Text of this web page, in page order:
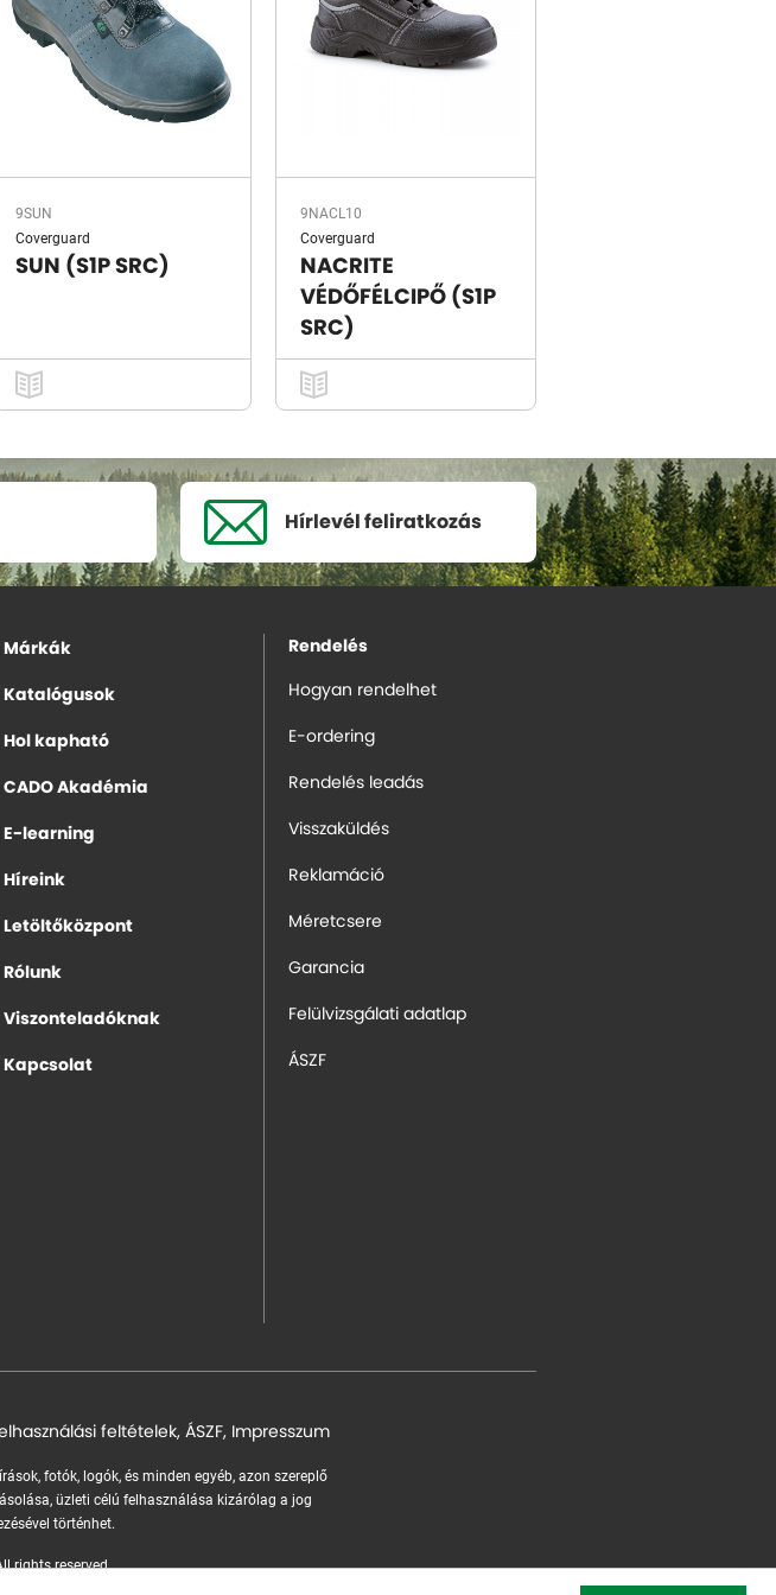
9SUN
Coverguard
SUN (S1P SRC)
9NACL10
Coverguard
NACRITE
VÉDŐFÉLCIPŐ (S1P
SRC)
Hírlevél feliratkozás
Márkák
Katalógusok
Hol kapható
CADO Akadémia
E-learning
Híreink
Letöltőközpont
Rólunk
Viszonteladóknak
Kapcsolat
Rendelés
Hogyan rendelhet
E-ordering
Rendelés leadás
Visszaküldés
Reklamáció
Méretcsere
Garancia
Felülvizsgálati adatlap
ÁSZF
feltételek, ÁSZF, Impresszum
fotók, logók, és minden egyéb, azon szereplő
üzleti célú felhasználása kizárólag a jog
történhet.
rights reserved.